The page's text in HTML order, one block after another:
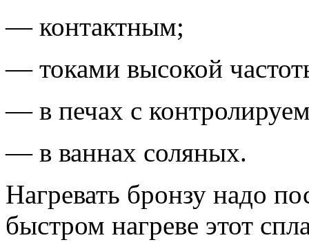
— контактным;
— токами высокой
— в печах с
— в ваннах соляных.
Нагревать бронзу надо
быстром нагреве этот